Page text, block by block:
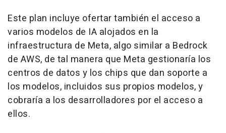
Este plan incluye ofertar también el acceso a
varios modelos de IA alojados en la
infraestructura de Meta, algo similar a Bedrock
de AWS, de tal manera que Meta gestionaría los
centros de datos y los chips que dan soporte a
los modelos, incluidos sus propios modelos, y
cobraría a los desarrolladores por el acceso a
ellos.